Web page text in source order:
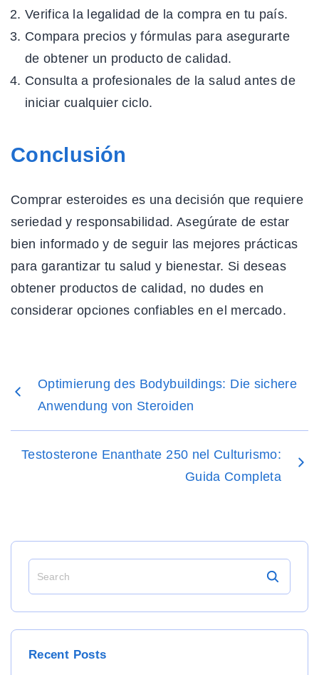
Verifica la legalidad de la compra en tu país.
Compara precios y fórmulas para asegurarte
de obtener un producto de calidad.
Consulta a profesionales de la salud antes de
iniciar cualquier ciclo.
Conclusión
Comprar esteroides es una decisión que requiere
seriedad y responsabilidad. Asegúrate de estar
bien informado y de seguir las mejores prácticas
para garantizar tu salud y bienestar. Si deseas
obtener productos de calidad, no dudes en
considerar opciones confiables en el mercado.
Optimierung des Bodybuildings: Die sichere
Anwendung von Steroiden
Testosterone Enanthate 250 nel Culturismo:
Guida Completa
S
r
c
Recent Posts